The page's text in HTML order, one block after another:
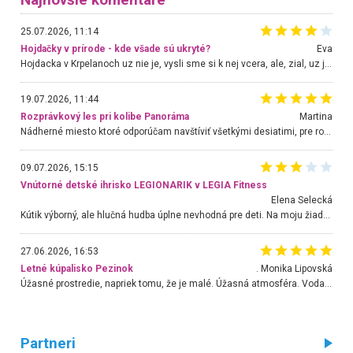
25.07.2026, 11:14
Hojdačky v prírode - kde všade sú ukryté?
Eva
19.07.2026, 11:44
Rozprávkový les pri kolibe Panoráma
Martina
Nádherné miesto ktoré odporúčam navštíviť všetkými desiatimi, pre rodiny s deťmi, dôchodcom... Proste a jednoducho ozaj rozprávkový les.. určite ešte prídeme. Odniesli sme si na pamiatku krásne tričká,
09.07.2026, 15:15
Vnútorné detské ihrisko LEGIONARIK v LEGIA Fitness
Elena Selecká
Kútik výborný, ale hlučná hudba úplne nevhodná pre deti. Na moju žiadosť o aspoň sušenie nereagovali.
27.06.2026, 16:53
Letné kúpalisko Pezinok
. Monika Lipovská
Partneri